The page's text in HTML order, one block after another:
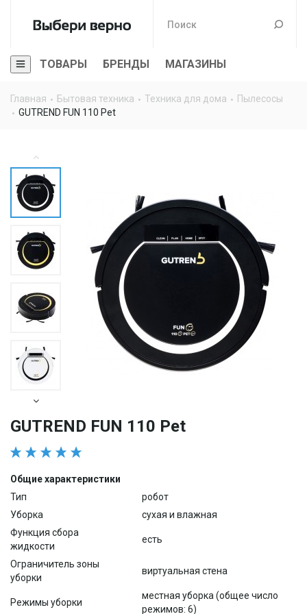
ТОВАРЫ БРЕНДЫ МАГАЗИНЫ
Главная Бытовая техника Техника для дома
Пылесосы
GUTREND FUN 110 Pet
GUTREND FUN 110 Pet
Общие характеристики
Тип
робот
Уборка
сухая и влажная
Функция сбора
жидкости
есть
Ограничитель зоны
уборки
виртуальная стена
Режимы уборки
местная уборка (общее число
режимов: 6)